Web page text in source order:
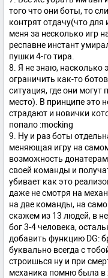
того что они боты, то
контрят отдачу(что
меня за несколько игр
респавне инстант
пушки 4-го тира.
8. Я не знаю, насколько
ограничить как-то
ситуация, где они
место). В принципе это
страдают и новички
попало :mocking
9. Ну и раз боты
меняющая игру на
возможность
своей команды и
убивает как это
даже не смотря на
на две команды, на
скажем из 13 людей, в
бог 3-4 человека,
добавить функцию DG:
буквально всегда с
строишься ну и при
механика помню была в